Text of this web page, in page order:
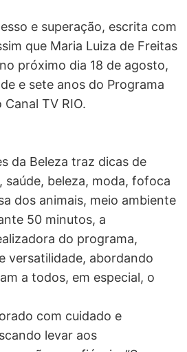
e superação, escrita com
que Maria Luiza de Freitas
próximo dia 18 de agosto,
e sete anos do Programa
TV RIO.
da Beleza traz dicas de
saúde, beleza, moda, fofoca
dos animais, meio ambiente
50 minutos, a
do programa,
versatilidade, abordando
a todos, em especial, o
com cuidado e
levar aos